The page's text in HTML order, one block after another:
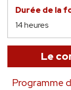
Durée de la
14 heures
Le
Programme